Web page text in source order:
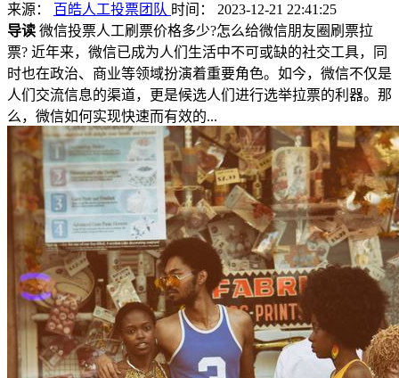
来源： 百皓人工投票团队 时间： 2023-12-21 22:41:25
导读 微信投票人工刷票价格多少?怎么给微信朋友圈刷票拉
票? 近年来，微信已成为人们生活中不可或缺的社交工具，同
时也在政治、商业等领域扮演着重要角色。如今，微信不仅是
人们交流信息的渠道，更是候选人们进行选举拉票的利器。那
么，微信如何实现快速而有效的...